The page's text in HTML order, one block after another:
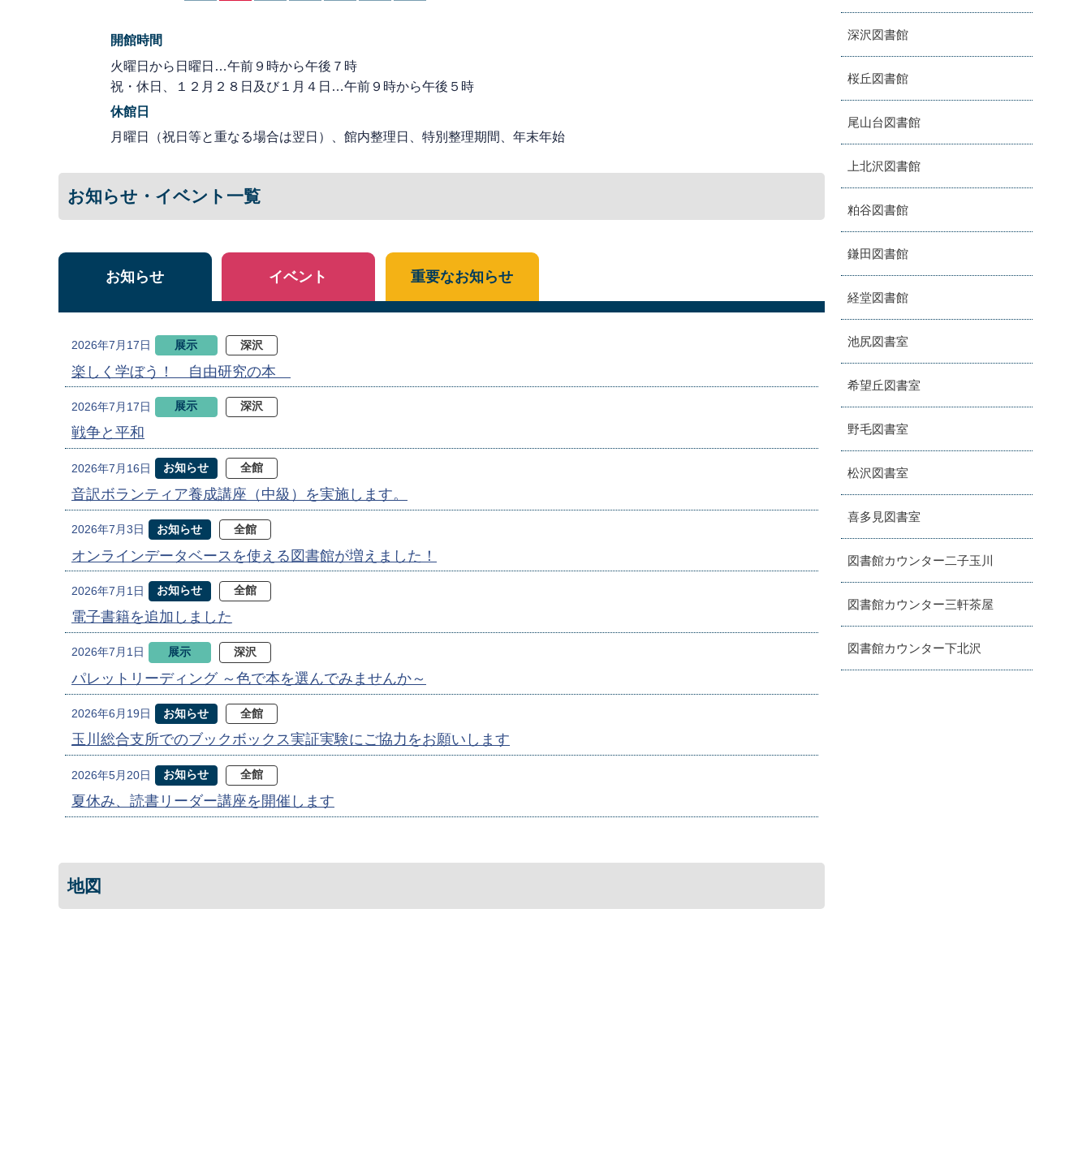
開館時間
火曜日から日曜日…午前９時から午後７時
祝・休日、１２月２８日及び１月４日…午前９時から午後５時
休館日
月曜日（祝日等と重なる場合は翌日）、館内整理日、特別整理期間、年末年始
お知らせ・イベント一覧
お知らせ
2026年7月17日 展示 深沢
楽しく学ぼう！ 自由研究の本
2026年7月17日 展示 深沢
戦争と平和
2026年7月16日 お知らせ 全館
音訳ボランティア養成講座（中級）を実施します。
2026年7月3日 お知らせ 全館
オンラインデータベースを使える図書館が増えました！
2026年7月1日 お知らせ 全館
電子書籍を追加しました
2026年7月1日 展示 深沢
パレットリーディング ～色で本を選んでみませんか～
2026年6月19日 お知らせ 全館
玉川総合支所でのブックボックス実証実験にご協力をお願いします
2026年5月20日 お知らせ 全館
夏休み、読書リーダー講座を開催します
イベント 重要なお知らせ
地図
深沢図書館
桜丘図書館
尾山台図書館
上北沢図書館
粕谷図書館
鎌田図書館
経堂図書館
池尻図書室
希望丘図書室
野毛図書室
松沢図書室
喜多見図書室
図書館カウンター二子玉川
図書館カウンター三軒茶屋
図書館カウンター下北沢